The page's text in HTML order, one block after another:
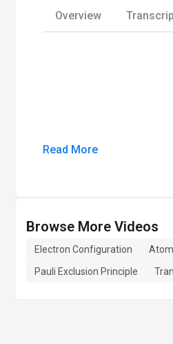
Overview
Read More
Browse More Videos
Electron Configuration
Pauli Exclusion Principle